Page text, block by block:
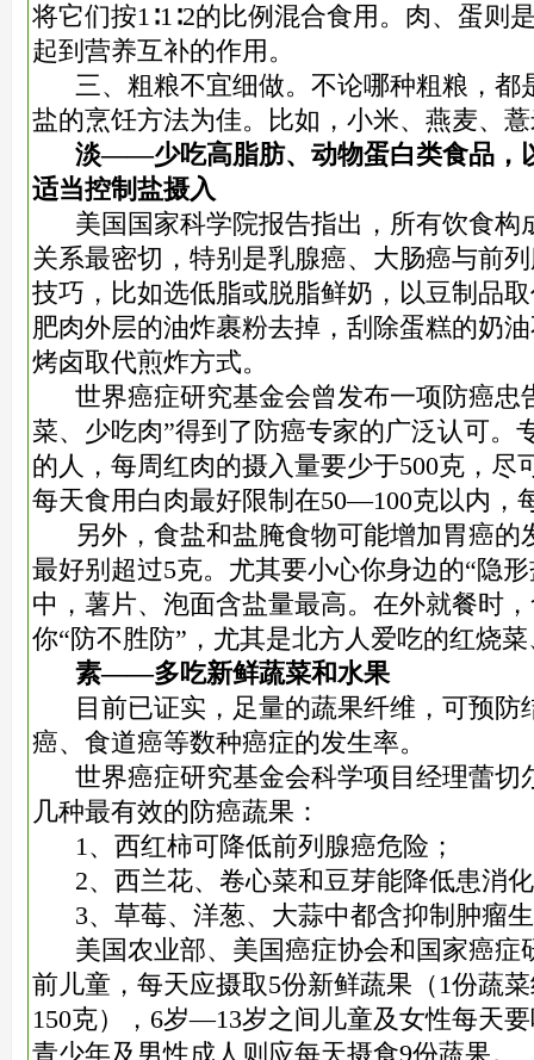
将它们按1∶1∶2的比例混合食用。肉、蛋则
起到营养互补的作用。
三、粗粮不宜细做。不论哪种粗粮，都
盐的烹饪方法为佳。比如，小米、燕麦、
淡——少吃高脂肪、动物蛋白类食品，
适当控制盐摄入
美国国家科学院报告指出，所有饮食构
关系最密切，特别是乳腺癌、大肠癌与前
技巧，比如选低脂或脱脂鲜奶，以豆制品
肥肉外层的油炸裹粉去掉，刮除蛋糕的奶
烤卤取代煎炸方式。
世界癌症研究基金会曾发布一项防癌忠
菜、少吃肉”得到了防癌专家的广泛认可。
的人，每周红肉的摄入量要少于500克，尽
每天食用白肉最好限制在50—100克以内，
另外，食盐和盐腌食物可能增加胃癌的
最好别超过5克。尤其要小心你身边的“隐
中，薯片、泡面含盐量最高。在外就餐时
你“防不胜防”，尤其是北方人爱吃的红烧
素——多吃新鲜蔬菜和水果
目前已证实，足量的蔬果纤维，可预防
癌、食道癌等数种癌症的发生率。
世界癌症研究基金会科学项目经理蕾切
几种最有效的防癌蔬果：
1、西红柿可降低前列腺癌危险；
2、西兰花、卷心菜和豆芽能降低患消
3、草莓、洋葱、大蒜中都含抑制肿瘤
美国农业部、美国癌症协会和国家癌症
前儿童，每天应摄取5份新鲜蔬果（1份蔬
150克），6岁—13岁之间儿童及女性每天
青少年及男性成人则应每天摄食9份蔬果。